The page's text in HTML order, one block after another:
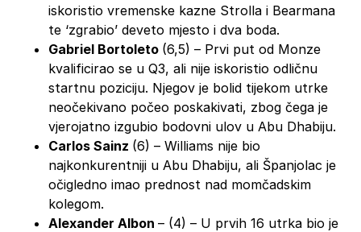
iskoristio vremenske kazne Strolla i Bearmana
te ‘zgrabio’ deveto mjesto i dva boda.
Gabriel Bortoleto (6,5) – Prvi put od Monze
kvalificirao se u Q3, ali nije iskoristio odličnu
startnu poziciju. Njegov je bolid tijekom utrke
neočekivano počeo poskakivati, zbog čega je
vjerojatno izgubio bodovni ulov u Abu Dhabiju.
Carlos Sainz (6) – Williams nije bio
najkonkurentniji u Abu Dhabiju, ali Španjolac je
očigledno imao prednost nad momčadskim
kolegom.
Alexander Albon – (4) – U prvih 16 utrka bio je